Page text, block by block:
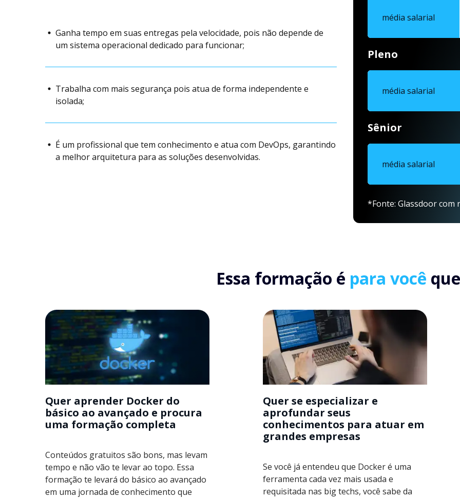
Ganha tempo em suas entregas pela velocidade, pois não depende de
um sistema operacional dedicado para funcionar;
Trabalha com mais segurança pois atua de forma independente e
isolada;
É um profissional que tem conhecimento e atua com DevOps, garantindo
a melhor arquitetura para as soluções desenvolvidas.
média salarial
Pleno
média salarial
Sênior
média salarial
*Fonte: Glassdoor com
Essa formação é para você
Quer aprender Docker do
básico ao avançado e procura
uma formação completa
Conteúdos gratuitos são bons, mas levam
tempo e não vão te levar ao topo. Essa
formação te levará do básico ao avançado
em uma jornada de conhecimento que
Quer se especializar e
aprofundar seus
conhecimentos para atuar em
grandes empresas
Se você já entendeu que Docker é uma
ferramenta cada vez mais usada e
requisitada nas big techs, você sabe da